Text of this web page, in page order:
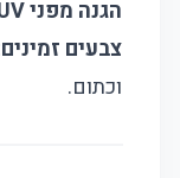
הגנה מפני UV
צבעים זמינים
וכתום.